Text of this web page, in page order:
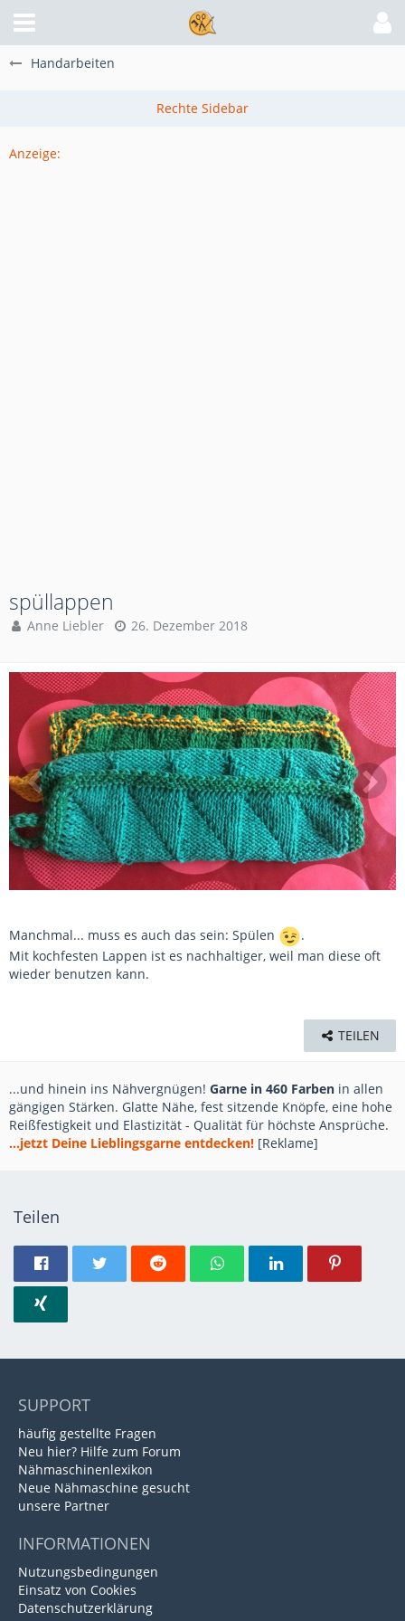
Handarbeiten
Anzeige:
spüllappen
Anne Liebler 26. Dezember 2018
Manchmal... muss es auch das sein: Spülen
.
Mit kochfesten Lappen ist es nachhaltiger, weil man diese oft
wieder benutzen kann.
TEILEN
...und hinein ins Nähvergnügen! Garne in 460 Farben in allen
gängigen Stärken. Glatte Nähe, fest sitzende Knöpfe, eine hohe
Reißfestigkeit und Elastizität - Qualität für höchste Ansprüche.
...jetzt Deine Lieblingsgarne entdecken! [Reklame]
Teilen
SUPPORT
häufig gestellte Fragen
Neu hier? Hilfe zum Forum
Nähmaschinenlexikon
Neue Nähmaschine gesucht
unsere Partner
INFORMATIONEN
Nutzungsbedingungen
Einsatz von Cookies
Datenschutzerklärung